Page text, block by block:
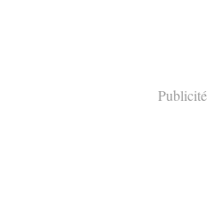
Publicité